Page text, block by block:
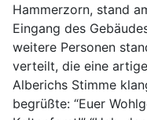
Hammerzorn, stand
Eingang des
weitere Personen
verteilt, die eine
Alberichs Stimme
begrüßte: “Euer